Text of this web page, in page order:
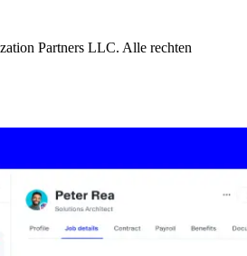
Partners LLC. Alle rechten